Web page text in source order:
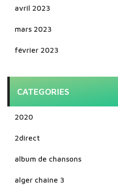
avril 2023
mars 2023
février 2023
CATEGORIES
2020
2direct
album de chansons
alger chaine 3